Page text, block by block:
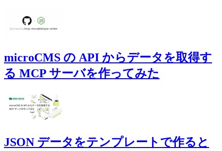
microCMS の API からデータを取得す
る MCP サーバを作ってみた
JSON データをテンプレートで作ると